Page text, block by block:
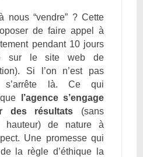
nous “vendre” ? Cette
de faire appel à
pendant 10 jours
sur le site web de
Si l’on n’est pas
s’arrête là. Ce qui
l’agence s’engage
des résultats (sans
hauteur) de nature à
Une promesse qui
la règle d’éthique la